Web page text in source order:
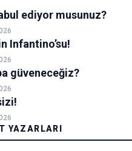
ediyor musunuz?
Infantino’su!
güveneceğiz?
YAZARLARI